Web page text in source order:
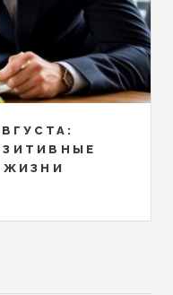
ЖИЗНИ